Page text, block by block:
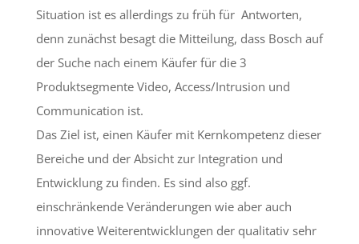
Situation ist es allerdings zu früh für Antworten,
denn zunächst besagt die Mitteilung, dass Bosch auf
der Suche nach einem Käufer für die 3
Produktsegmente Video, Access/Intrusion und
Communication ist.
Das Ziel ist, einen Käufer mit Kernkompetenz dieser
Bereiche und der Absicht zur Integration und
Entwicklung zu finden. Es sind also ggf.
einschränkende Veränderungen wie aber auch
innovative Weiterentwicklungen der qualitativ sehr